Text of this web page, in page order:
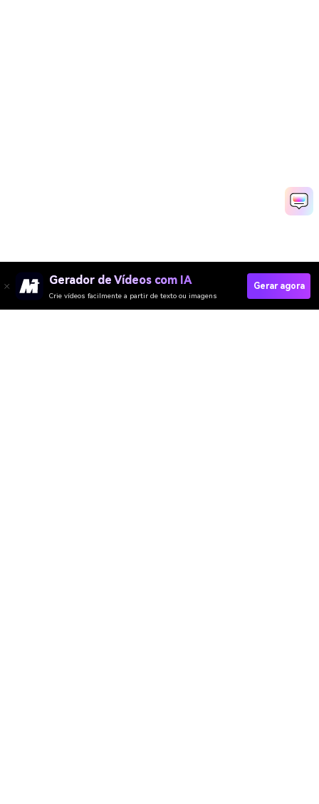
Gerador de Vídeos com IA
Crie vídeos facilmente a partir de texto ou imagens
Gerar agora